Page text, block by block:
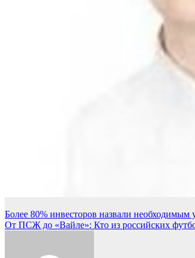
Навигация
по
Более 80% инвесторов назвали
От ПСЖ до «Вайле»: Кто из российских